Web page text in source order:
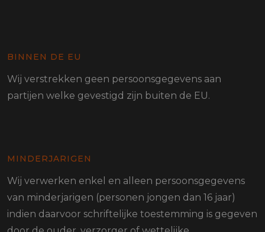
BINNEN DE EU
Wij verstrekken geen persoonsgegevens aan
partijen welke gevestigd zijn buiten de EU.
MINDERJARIGEN
Wij verwerken enkel en alleen persoonsgegevens
van minderjarigen (personen jongen dan 16 jaar)
indien daarvoor schriftelijke toestemming is gegeven